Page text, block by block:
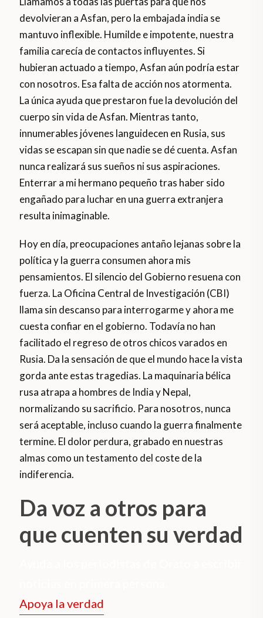
devolvieran a Asfan, pero la embajada india se
mantuvo inflexible. Humilde e impotente, nuestra
familia carecía de contactos influyentes. Si
hubieran actuado a tiempo, Asfan aún podría estar
con nosotros. Esa falta de acción nos atormenta.
La única ayuda que prestaron fue la devolución del
cuerpo sin vida de Asfan. Mientras tanto,
innumerables jóvenes languidecen en Rusia, sus
vidas se escapan sin que nadie se dé cuenta. Asfan
nunca realizará sus sueños ni sus aspiraciones.
Enterrar a mi hermano pequeño tras haber sido
engañado para luchar en una guerra extranjera
resulta inimaginable.
Hoy en día, preocupaciones antaño lejanas sobre la
política y la guerra consumen ahora mis
pensamientos. El silencio del Gobierno resuena con
fuerza. La Oficina Central de Investigación (CBI)
llama sin descanso para interrogarme y ahora me
cuesta confiar en el gobierno. Todavía no han
facilitado el regreso de otros chicos varados en
Rusia. Da la sensación de que el mundo hace la vista
gorda ante estas tragedias. La maquinaria bélica
rusa atrapa a hombres de India y Nepal,
normalizando su sacrificio. Para nosotros, nunca
será aceptable, incluso cuando la guerra finalmente
termine. El dolor perdura, grabado en nuestras
almas como un testamento del coste de la
indiferencia.
Da voz a otros para
que cuenten su verdad
Apoya la verdad